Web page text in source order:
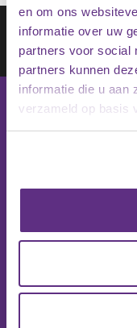
en om ons
informatie over uw
partners voor social
partners kunnen
informatie die u aan
verzameld op basis
Schrijf